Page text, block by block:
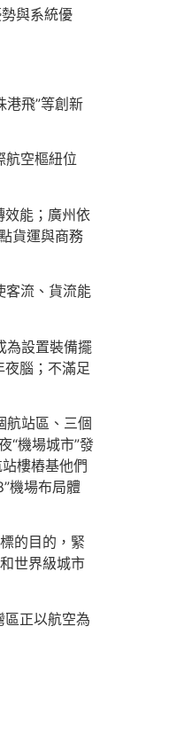
與系統優
港飛”等創新
航空樞紐位
能；廣州依
貨運與商務
客流、貨流能
為設置裝備擺
腦；不滿足
航站區、三個
“機場城市”發
樓樁基他們
機場布局體
的目的，緊
世界級城市
正以航空為